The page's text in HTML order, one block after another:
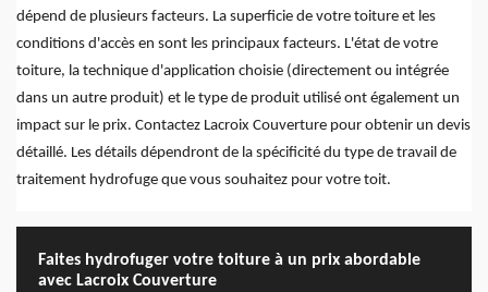
dépend de plusieurs facteurs. La superficie de votre toiture et les
conditions d'accès en sont les principaux facteurs. L'état de votre
toiture, la technique d'application choisie (directement ou intégrée
dans un autre produit) et le type de produit utilisé ont également un
impact sur le prix. Contactez Lacroix Couverture pour obtenir un devis
détaillé. Les détails dépendront de la spécificité du type de travail de
traitement hydrofuge que vous souhaitez pour votre toit.
Faites hydrofuger votre toiture à un prix abordable
avec Lacroix Couverture